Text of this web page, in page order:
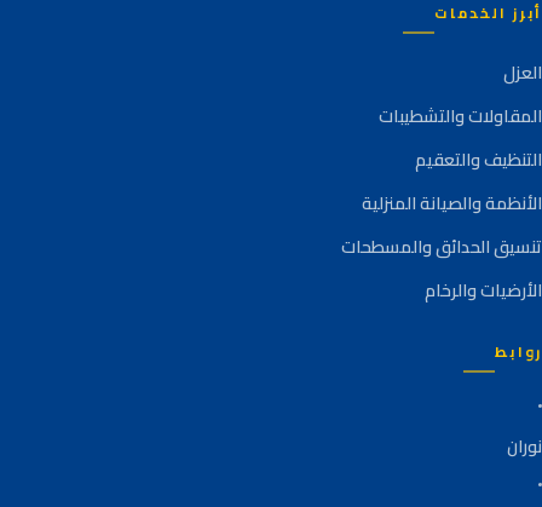
أبرز الخدمات
العزل
المقاولات والتشطيبات
التنظيف والتعقيم
الأنظمة والصيانة المنزلية
تنسيق الحدائق والمسطحات
الأرضيات والرخام
روابط
نوران